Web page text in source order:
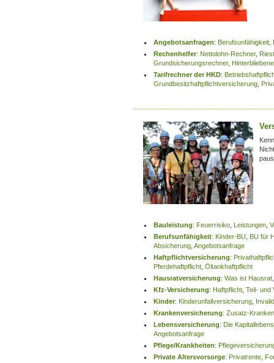
Angebotsanfragen: Berufsunfähigkeit
Rechenhelfer: Nettolohn-Rechner,
Grundsicherungsrechner,
Tarifrechner der HKD:
Grundbesitzhaftpflichtversicherung
Bauleistung: Feuerrisiko Leistungen
Berufsunfähigkeit: Kinder-BU
BU für
Absicherung Angebotsanfrage
Haftpflichtversicherung:
Pferdehaftpflicht Öltankhaftpflicht
Hausratversicherung: Was ist Hausrat
Kfz-Versicherung: Haftpflicht Teil- und
Kinder: Kinderunfallversicherung
Krankenversicherung: Zusatz-
Lebensversicherung: Die
Angebotsanfrage
Pflege/Krankheiten:
Private Altersvorsorge: Privatrente